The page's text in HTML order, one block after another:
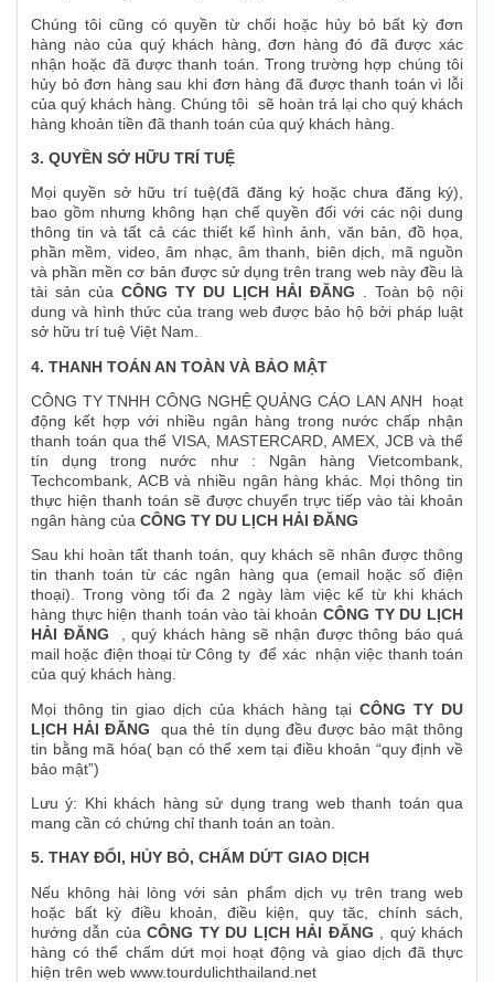
Chúng tôi cũng có quyền từ chối hoặc hủy bỏ bất kỳ đơn
hàng nào của quý khách hàng, đơn hàng đó đã được xác
nhận hoặc đã được thanh toán. Trong trường hợp chúng tôi
hủy bỏ đơn hàng sau khi đơn hàng đã được thanh toán vì lỗi
của quý khách hàng. Chúng tôi sẽ hoàn trả lại cho quý khách
hàng khoản tiền đã thanh toán của quý khách hàng.
3. QUYỀN SỞ HỮU TRÍ TUỆ
Mọi quyền sở hữu trí tuệ(đã đăng ký hoặc chưa đăng ký),
bao gồm nhưng không hạn chế quyền đối với các nội dung
thông tin và tất cả các thiết kể hình ảnh, văn bản, đồ họa,
phần mềm, video, âm nhạc, âm thanh, biên dịch, mã nguồn
và phần mền cơ bản được sử dụng trên trang web này đều là
tài sản của CÔNG TY DU LỊCH HẢI ĐĂNG . Toàn bộ nội
dung và hình thức của trang web được bảo hộ bởi pháp luật
sở hữu trí tuệ Việt Nam.
4. THANH TOÁN AN TOÀN VÀ BẢO MẬT
CÔNG TY TNHH CÔNG NGHỆ QUẢNG CÁO LAN ANH hoạt
động kết hợp với nhiều ngân hàng trong nước chấp nhận
thanh toán qua thể VISA, MASTERCARD, AMEX, JCB và thể
tín dụng trong nước như : Ngân hàng Vietcombank,
Techcombank, ACB và nhiều ngân hàng khác. Mọi thông tin
thực hiện thanh toán sẽ được chuyển trực tiếp vào tài khoản
ngân hàng của CÔNG TY DU LỊCH HẢI ĐĂNG
Sau khi hoàn tất thanh toán, quy khách sẽ nhân được thông
tin thanh toán từ các ngân hàng qua (email hoặc số điện
thoại). Trong vòng tối đa 2 ngày làm việc kể từ khi khách
hàng thực hiện thanh toán vào tài khoảnCÔNG TY DU LỊCH
HẢI ĐĂNG , quý khách hàng sẽ nhận được thông báo quá
mail hoặc điện thoại từ Công ty để xác nhận việc thanh toán
của quý khách hàng.
Mọi thông tin giao dịch của khách hàng tại CÔNG TY DU
LỊCH HẢI ĐĂNG qua thẻ tín dụng đều được bảo mật thông
tin bằng mã hóa( bạn có thể xem tại điều khoản “quy định về
bảo mật”)
Lưu ý: Khi khách hàng sử dụng trang web thanh toán qua
mang cần có chứng chỉ thanh toán an toàn.
5. THAY ĐỔI, HỦY BỎ, CHẤM DỨT GIAO DỊCH
Nếu không hài lòng với sản phẩm dịch vụ trên trang web
hoặc bất kỳ điều khoản, điều kiện, quy tăc, chính sách,
hướng dẫn củaCÔNG TY DU LỊCH HẢI ĐĂNG , quý khách
hàng có thể chấm dứt mọi hoạt động và giao dịch đã thực
hiện trên web www.tourdulichthailand.net